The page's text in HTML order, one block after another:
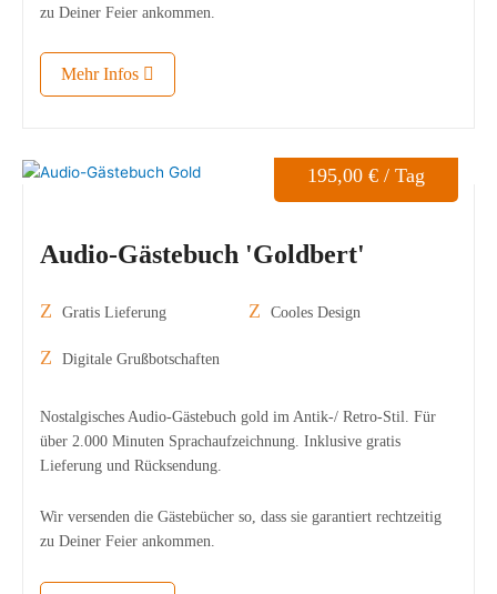
zu Deiner Feier ankommen.
Mehr Infos
195,00 € / Tag
Audio-Gästebuch 'Goldbert'
Gratis Lieferung Cooles Design
Digitale Grußbotschaften
Nostalgisches Audio-Gästebuch gold im Antik-/ Retro-Stil. Für
über 2.000 Minuten Sprachaufzeichnung. Inklusive gratis
Lieferung und Rücksendung.
Wir versenden die Gästebücher so, dass sie garantiert rechtzeitig
zu Deiner Feier ankommen.